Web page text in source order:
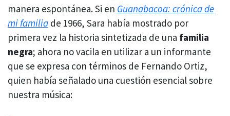
manera espontánea. Si en Guanabacoa: crónica de
mi familia de 1966, Sara había mostrado por
primera vez la historia sintetizada de una familia
negra; ahora no vacila en utilizar a un informante
que se expresa con términos de Fernando Ortiz,
quien había señalado una cuestión esencial sobre
nuestra música: